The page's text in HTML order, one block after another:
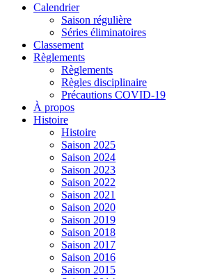
Calendrier
Saison régulière
Séries éliminatoires
Classement
Règlements
Règlements
Règles disciplinaire
Précautions COVID-19
À propos
Histoire
Histoire
Saison 2025
Saison 2024
Saison 2023
Saison 2022
Saison 2021
Saison 2020
Saison 2019
Saison 2018
Saison 2017
Saison 2016
Saison 2015